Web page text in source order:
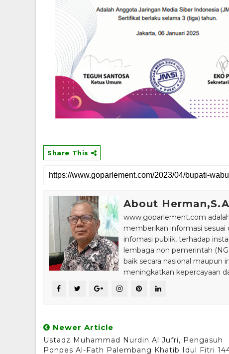
Share This
About
www.goparlement.com
memberikan informasi
infomasi publik, terhadap
lembaga non pemerintah
baik secara nasional maupun
meningkatkan kepercayaan
Newer Article
Ustadz Muhammad Nurdin Al Jufri, Pengasuh
Ponpes Al-Fath Palembang Khatib Idul Fitri